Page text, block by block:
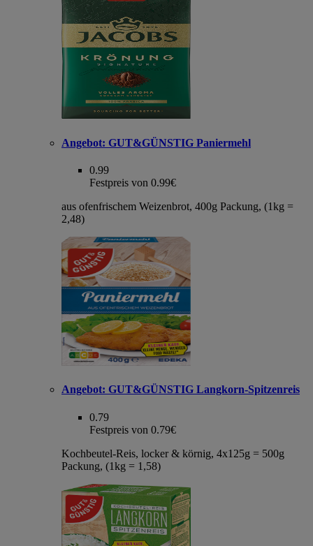
Angebot: GUT&GÜNSTIG Paniermehl
0.99
Festpreis von 0.99€
aus ofenfrischem Weizenbrot, 400g Packung, (1kg =
2,48)
Angebot: GUT&GÜNSTIG Langkorn-Spitzenreis
0.79
Festpreis von 0.79€
Kochbeutel-Reis, locker & körnig, 4x125g = 500g
Packung, (1kg = 1,58)